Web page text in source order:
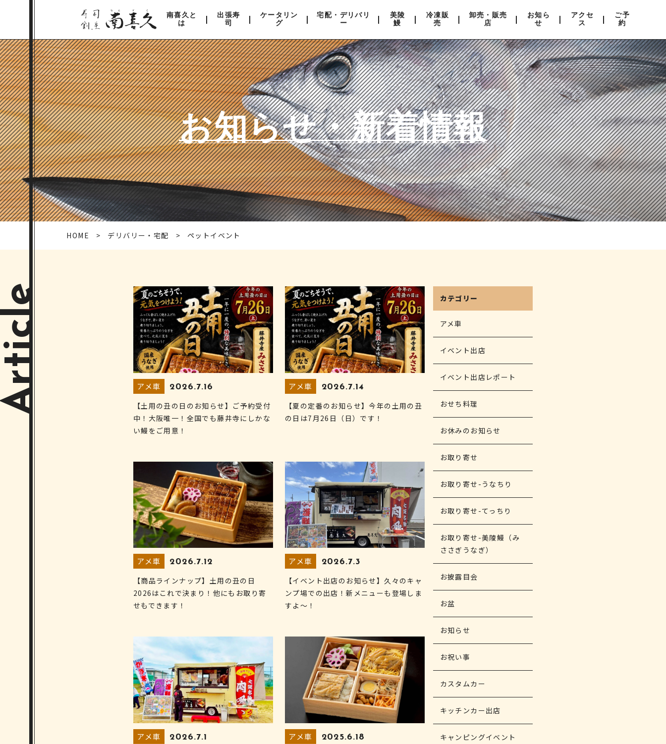
南喜久と
は
出張寿
司
ケータリン
グ
宅配・デリバリ
ー
美陵
鰻
冷凍販
売
卸売・販売
店
お知ら
せ
アクセ
ス
ご予
約
お知らせ・新着情報
HOME デリバリー・宅配 ペットイベント
Article アメ車 2026.7.16
【土用の丑の日のお知らせ】ご予約受付
中！大阪唯一！全国でも藤井寺にしかな
い鰻をご用意！
アメ車 2026.7.14
【夏の定番のお知らせ】今年の土用の丑
の日は7月26日（日）です！
アメ車 2026.7.12
【商品ラインナップ】土用の丑の日
2026はこれで決まり！他にもお取り寄
せもできます！
アメ車 2026.7.3
【イベント出店のお知らせ】久々のキャ
ンプ場での出店！新メニューも登場しま
すよ～！
アメ車 2026.7.1 アメ車 2025.6.18
カテゴリー
アメ車
イベント出店
イベント出店レポート
おせち料理
お休みのお知らせ
お取り寄せ
お取り寄せ-うなちり
お取り寄せ-てっちり
お取り寄せ-美陵鰻（み
ささぎうなぎ）
お披露目会
お盆
お知らせ
お祝い事
カスタムカー
キッチンカー出店
キャンピングイベント